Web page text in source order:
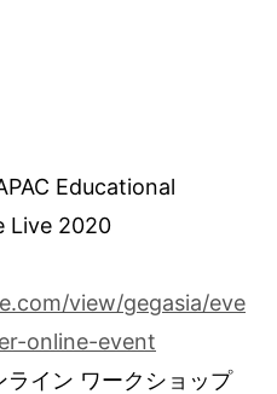
Educational
Live 2020
view/gegasia/eve
online-event
ライン ワークショップ